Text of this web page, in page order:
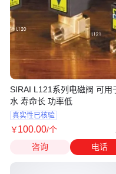
SIRAI L121系列电磁阀 可用
水 寿命长 功率低
真实性已核验
￥100.00/个
咨询 电话